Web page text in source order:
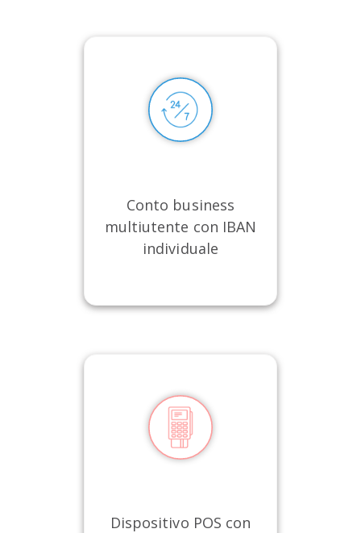
Conto business
multiutente con IBAN
individuale
Dispositivo POS con